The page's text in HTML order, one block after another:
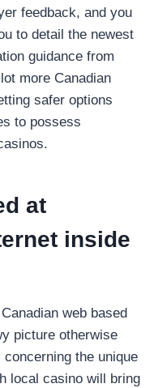
feedback, and you
to detail the newest
guidance from
more Canadian
safer options
to possess
at
inside
web based
picture otherwise
the unique
local casino will bring